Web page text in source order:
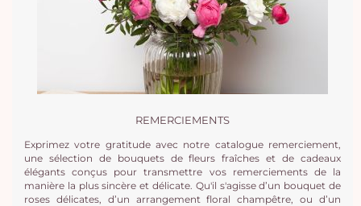
REMERCIEMENTS
Exprimez votre gratitude avec notre catalogue remerciement,
une sélection de bouquets de fleurs fraîches et de cadeaux
élégants conçus pour transmettre vos remerciements de la
manière la plus sincère et délicate. Qu'il s'agisse d’un bouquet de
roses délicates, d’un arrangement floral champêtre, ou d’un